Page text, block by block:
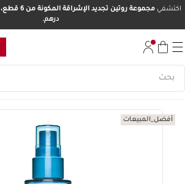
اكتشفيمجموعة روتين تجديد الإشراقة المكونة من 6 قطع، مجانا
درهم.
أفضل_المبيعات